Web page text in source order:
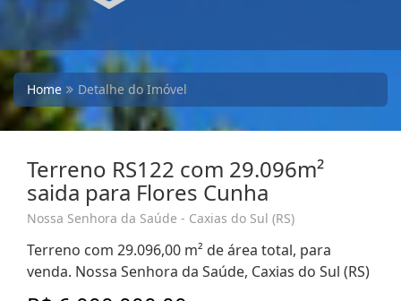
Home Detalhe do Imóvel
Terreno RS122 com 29.096m²
saida para Flores Cunha
Nossa Senhora da Saúde - Caxias do Sul (RS)
Terreno com 29.096,00 m² de área total, para
venda. Nossa Senhora da Saúde, Caxias do Sul (RS)